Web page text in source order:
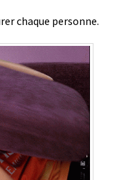
chaque personne.